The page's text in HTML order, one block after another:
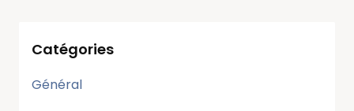
Catégories
Général